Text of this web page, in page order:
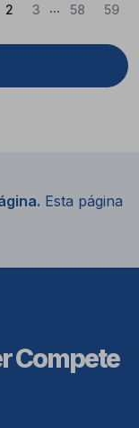
2 (Atual)
3 ... 58 59
Esta página
Compete